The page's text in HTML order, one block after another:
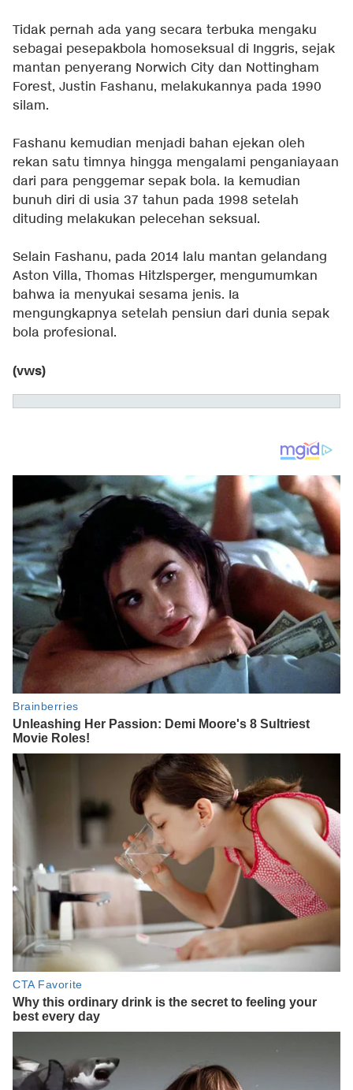
Tidak pernah ada yang secara terbuka mengaku
sebagai pesepakbola homoseksual di Inggris, sejak
mantan penyerang Norwich City dan Nottingham
Forest, Justin Fashanu, melakukannya pada 1990
silam.
Fashanu kemudian menjadi bahan ejekan oleh
rekan satu timnya hingga mengalami penganiayaan
dari para penggemar sepak bola. Ia kemudian
bunuh diri di usia 37 tahun pada 1998 setelah
dituding melakukan pelecehan seksual.
Selain Fashanu, pada 2014 lalu mantan gelandang
Aston Villa, Thomas Hitzlsperger, mengumumkan
bahwa ia menyukai sesama jenis. Ia
mengungkapnya setelah pensiun dari dunia sepak
bola profesional.
(vws)